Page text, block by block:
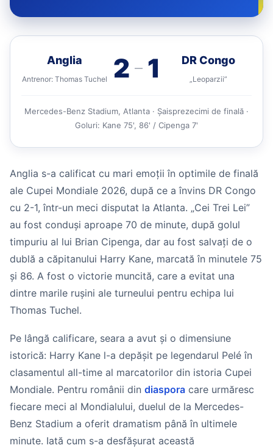
Anglia
Antrenor: Thomas Tuchel 2 — 1 DR Congo
„Leoparzii”
Mercedes-Benz Stadium, Atlanta · Șaisprezecimi de finală ·
Goluri: Kane 75', 86' / Cipenga 7'
Anglia s-a calificat cu mari emoții în optimile de finală
ale Cupei Mondiale 2026, după ce a învins DR Congo
cu 2-1, într-un meci disputat la Atlanta. „Cei Trei Lei”
au fost conduși aproape 70 de minute, după golul
timpuriu al lui Brian Cipenga, dar au fost salvați de o
dublă a căpitanului Harry Kane, marcată în minutele 75
și 86. A fost o victorie muncită, care a evitat una
dintre marile rușini ale turneului pentru echipa lui
Thomas Tuchel.
Pe lângă calificare, seara a avut și o dimensiune
istorică: Harry Kane l-a depășit pe legendarul Pelé în
clasamentul all-time al marcatorilor din istoria Cupei
Mondiale. Pentru românii din diaspora care urmăresc
fiecare meci al Mondialului, duelul de la Mercedes-
Benz Stadium a oferit dramatism până în ultimele
minute. Iată cum s-a desfășurat această